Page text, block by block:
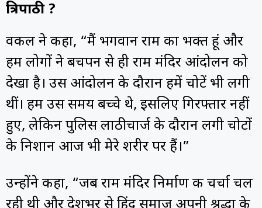
त्रिपाठी ?
वकील ने कहा, “मैं भगवान राम का भक्त हूं और
हम लोगों ने बचपन से ही राम मंदिर आंदोलन को
देखा है। उस आंदोलन के दौरान हमें चोटें भी लगी
थीं। हम उस समय बच्चे थे, इसलिए गिरफ्तार नहीं
हुए, लेकिन पुलिस लाठीचार्ज के दौरान लगी चोटों
के निशान आज भी मेरे शरीर पर हैं।”
उन्होंने कहा, “जब राम मंदिर निर्माण की चर्चा चल